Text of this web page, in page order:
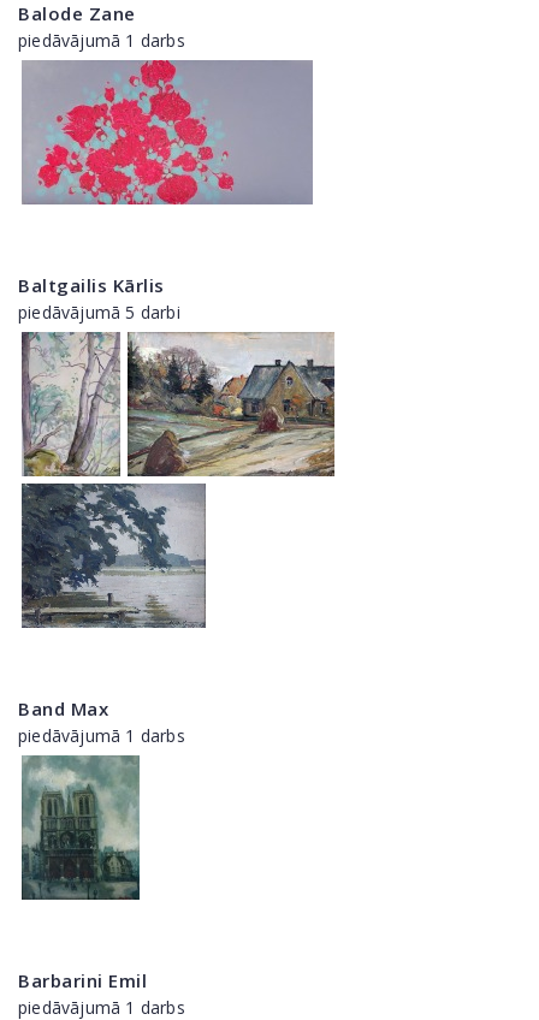
Balode Zane
piedāvājumā 1 darbs
Baltgailis Kārlis
piedāvājumā 5 darbi
Band Max
piedāvājumā 1 darbs
Barbarini Emil
piedāvājumā 1 darbs